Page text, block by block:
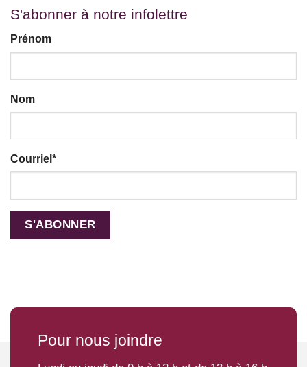
S'abonner à notre infolettre
Prénom
Nom
Courriel *
Pour nous joindre